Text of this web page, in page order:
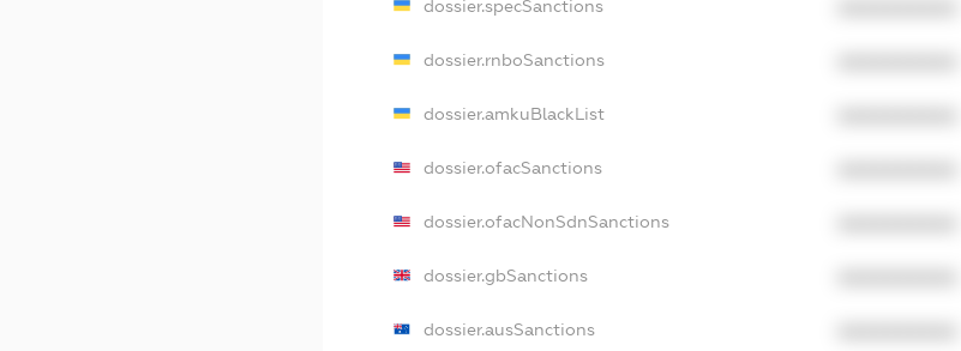
dossier.specSanctions
dossier.rnboSanctions
dossier.amkuBlackList
dossier.ofacSanctions
dossier.ofacNonSdnSanctions
dossier.gbSanctions
dossier.ausSanctions